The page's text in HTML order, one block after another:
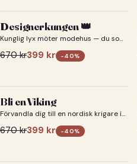
Designerkungen 👑
Kunglig lyx möter modehus — du som
670kr399 kr -40%
Bli en Viking
Förvandla dig till en nordisk krigare i
ett episkt vikingaporträtt.
670kr399 kr -40%